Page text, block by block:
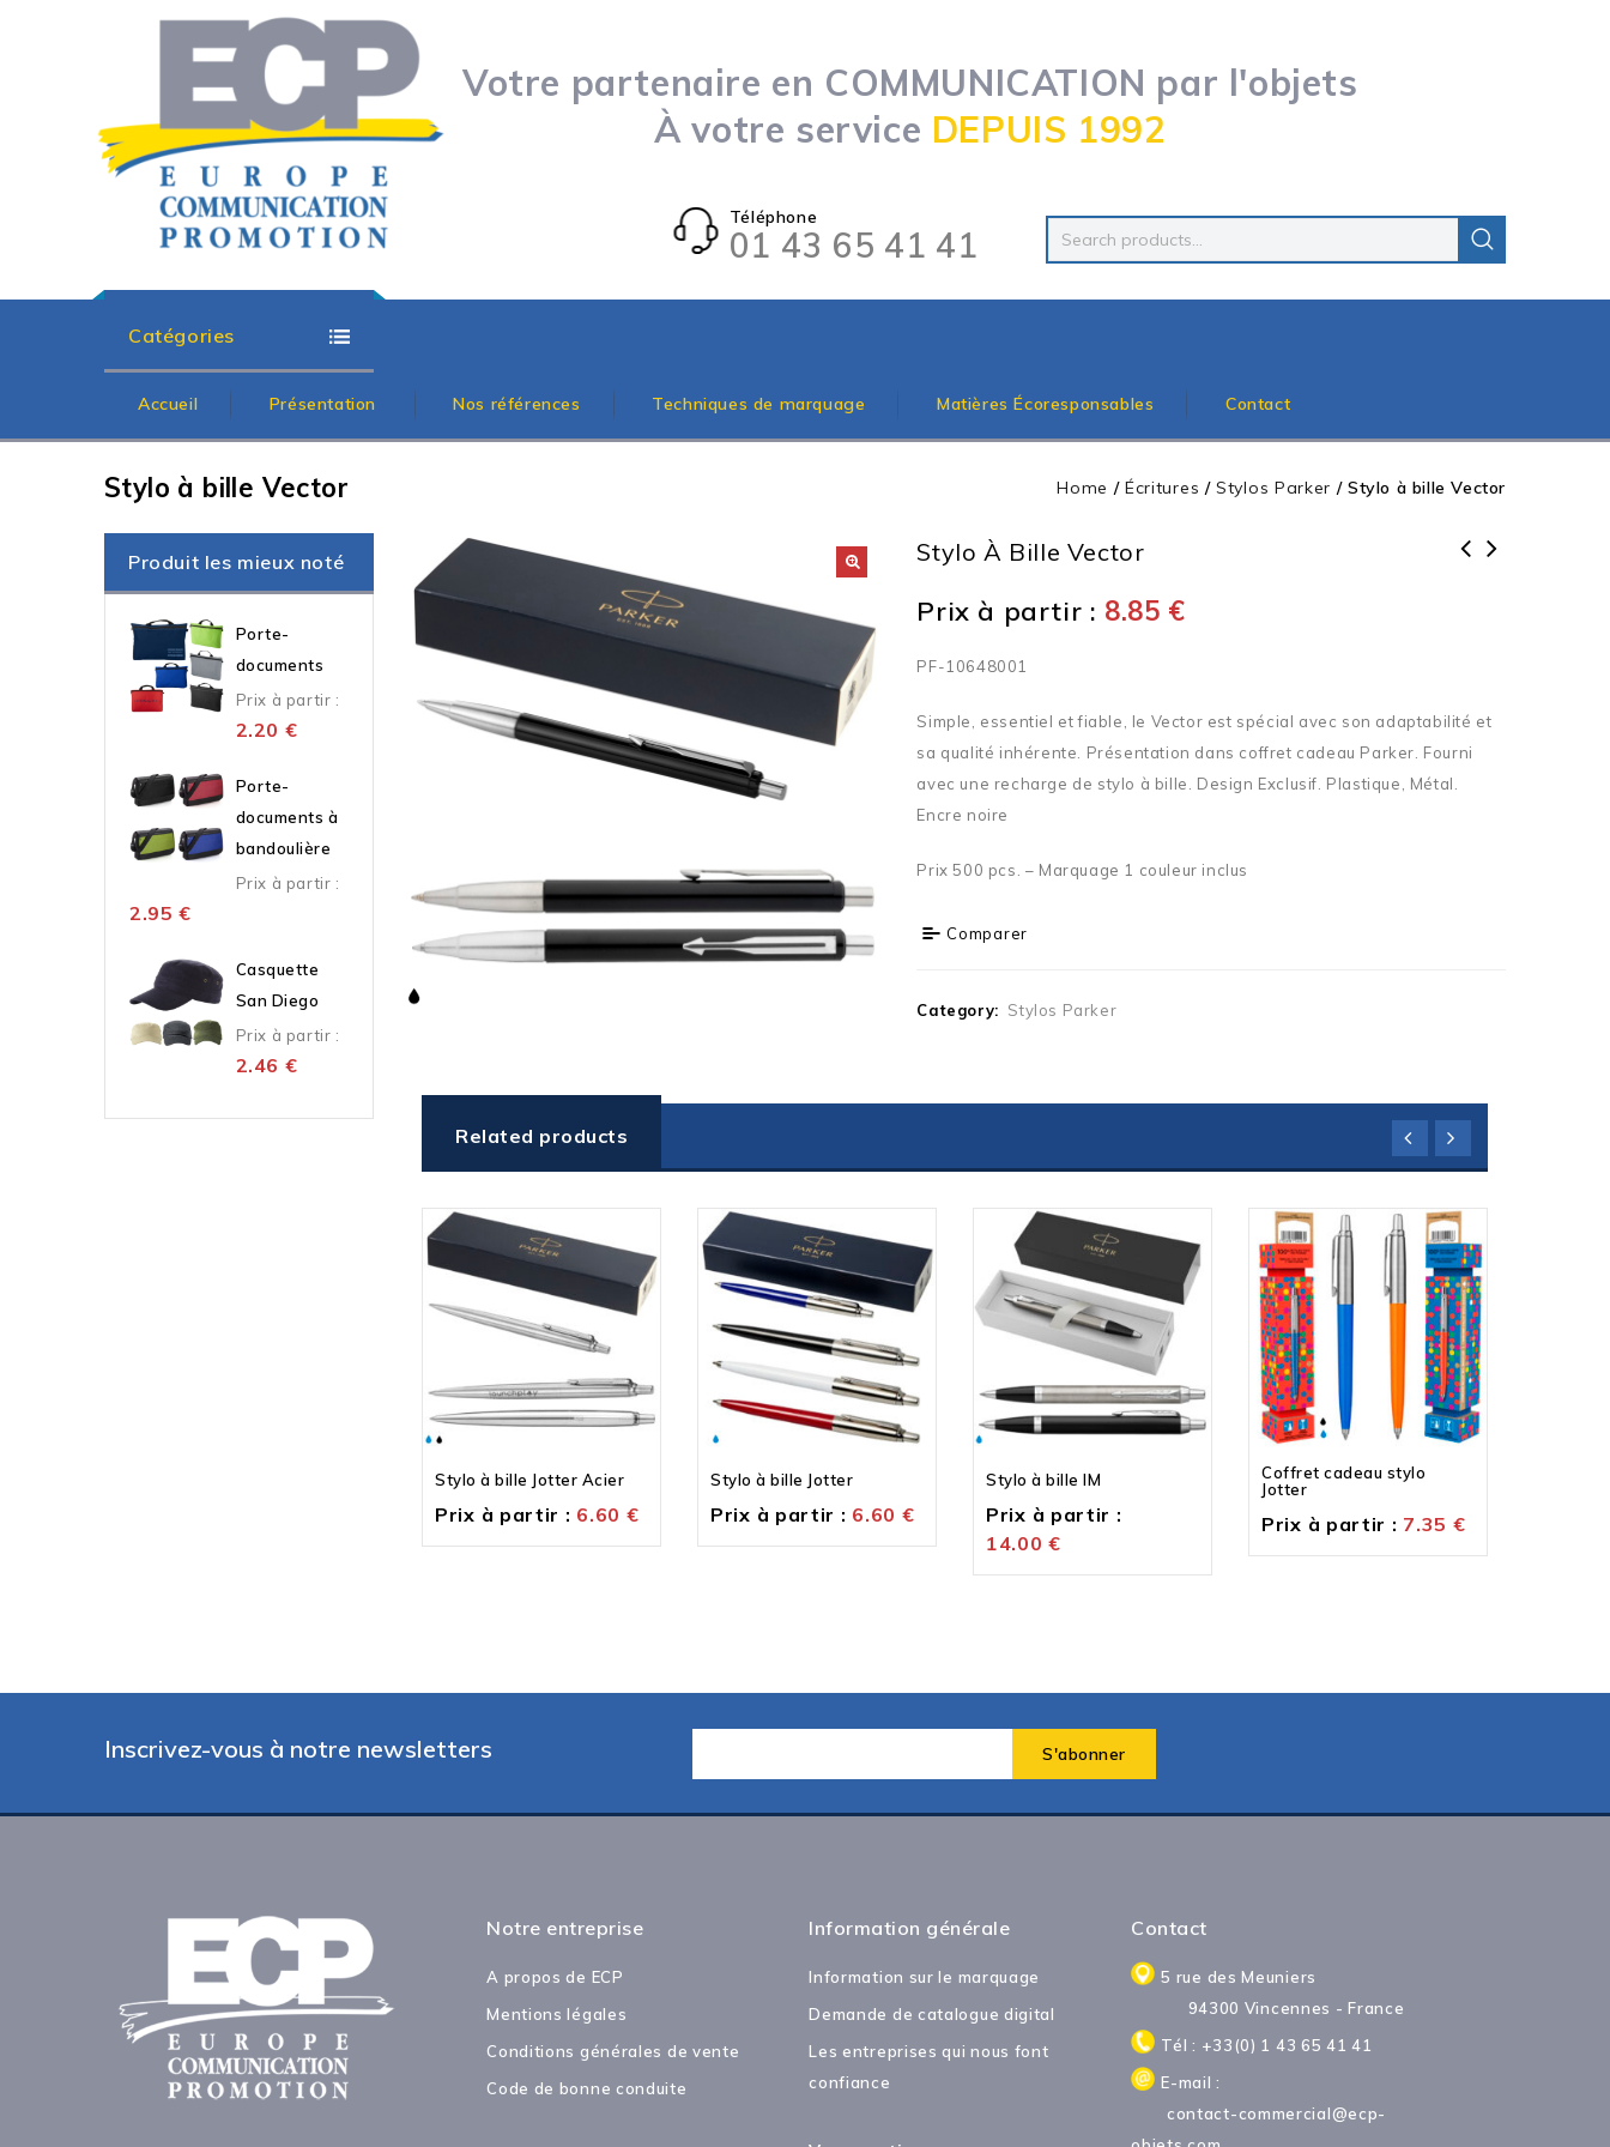
Votre partenaire en COMMUNICATION par l'objets
À votre service DEPUIS 1992
Téléphone
01 43 65 41 41
Catégories
Accueil Présentation Nos références Techniques de marquage Matières Écoresponsables Contact
Stylo à bille Vector Home / Écritures /Stylos Parker / Stylo à bille Vector
Stylo À Bille Vector
Prix à partir : 8.85 €
PF-10648001
Simple, essentiel et fiable, le Vector est spécial avec son adaptabilité et
sa qualité inhérente. Présentation dans coffret cadeau Parker. Fourni
avec une recharge de stylo à bille. Design Exclusif. Plastique, Métal.
Encre noire
Prix 500 pcs. – Marquage 1 couleur inclus
Comparer
Category: Stylos Parker
Related products
Stylo à bille Jotter Acier
Prix à partir : 6.60 €
Stylo à bille Jotter
Prix à partir : 6.60 €
Stylo à bille IM
Prix à partir :
14.00€
Coffret cadeau stylo
Jotter
Prix à partir : 7.35 €
Produit les mieux noté
Porte-
documents
Prix à partir :
2.20 €
Porte-
documents à
bandoulière
Prix à partir :
2.95 €
Casquette
San Diego
Prix à partir :
2.46 €
Inscrivez-vous à notre newsletters
Notre entreprise
A propos de ECP
Mentions légales
Conditions générales de vente
Code de bonne conduite
Information générale
Information sur le marquage
Demande de catalogue digital
Les entreprises qui nous font
confiance
Contact
5 rue des Meuniers
94300 Vincennes - France
Tél : +33(0) 1 43 65 41 41
E-mail :
contact-commercial@ecp-